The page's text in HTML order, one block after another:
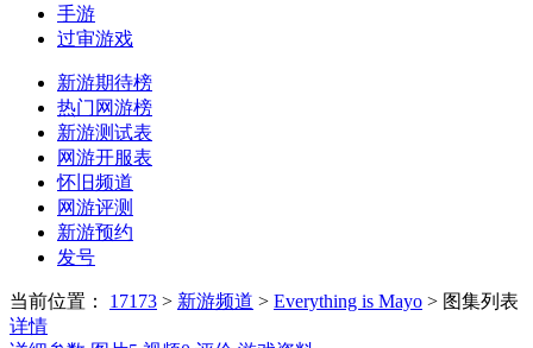
手游
过审游戏
新游期待榜
热门网游榜
新游测试表
网游开服表
怀旧频道
网游评测
新游预约
发号
当前位置： 17173 > 新游频道 > Everything is Mayo > 图集列表
详情